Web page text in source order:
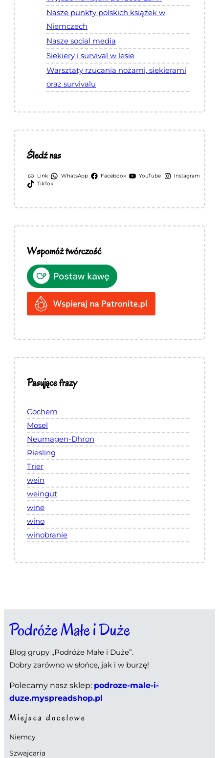
u
e
Nasze punkty polskich książek w
Niemczech
Nasze social media
Siekiery i survival w lesie
Warsztaty rzucania nożami, siekierami
oraz survivalu
Śledź nas
Link WhatsApp Facebook YouTube
Instagram
TikTok
Wspomóż twórczość
Pasujące frazy
Cochem
Mosel
Neumagen-Dhron
Riesling
Trier
wein
weingut
wine
wino
winobranie
Podróże Małe i Duże
Blog grupy „Podróże Małe i Duże”.
Dobry zarówno w słońce, jak i w burzę!
Polecamy nasz sklep: podroze-male-i-
duze.myspreadshop.pl
Miejsca docelowe
Niemcy
Szwajcaria